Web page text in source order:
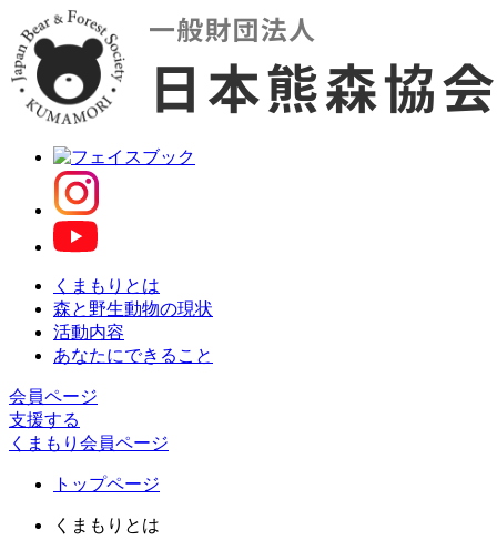
くまもりとは
森と野生動物の現状
活動内容
あなたにできること
会員ページ
支援する
くまもり会員ページ
トップページ
くまもりとは